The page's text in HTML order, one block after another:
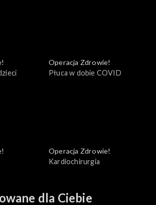
Operacja Zdrowie!
Płuca w dobie COVID
Operacja Zdrowie!
Kardiochirurgia
dla Ciebie